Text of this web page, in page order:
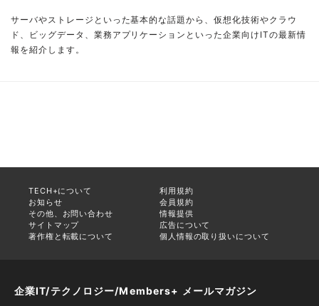
サーバやストレージといった基本的な話題から、仮想化技術やクラウ
ド、ビッグデータ、業務アプリケーションといった企業向けITの最新情
報を紹介します。
TECH+について
利用規約
お知らせ
会員規約
その他、お問い合わせ
情報提供
サイトマップ
広告について
著作権と転載について
個人情報の取り扱いについて
企業IT/テクノロジー/Members+ メールマガジン